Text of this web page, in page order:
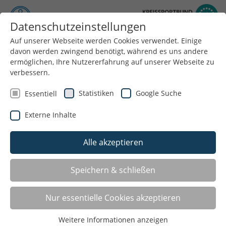
Menü
Osterfest bei den Turnfreunden Sonsbeck
Die Turnfreunde Sonsbeck e.V. führten in diesem Jahr
Datenschutzeinstellungen
Auf unserer Webseite werden Cookies verwendet. Einige
davon werden zwingend benötigt, während es uns andere
ermöglichen, Ihre Nutzererfahrung auf unserer Webseite zu
verbessern.
Essentiell Statistiken Google Suche
Externe Inhalte
Alle akzeptieren
Speichern & schließen
Nur essentielle Cookies akzeptieren
Weitere Informationen anzeigen